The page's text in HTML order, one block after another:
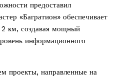
предоставил
«Багратион» обеспечивает
2 км, создавая мощный
информационного
проекты, направленные на